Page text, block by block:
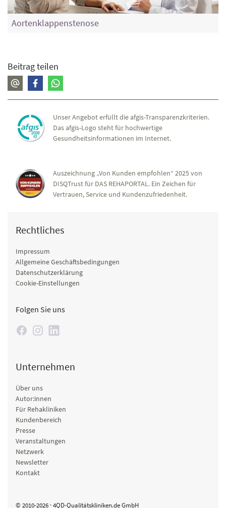
Aortenklappenstenose
Beitrag teilen
Unser Angebot erfüllt die afgis-Transparenzkriterien.
Das afgis-Logo steht für hochwertige
Gesundheitsinformationen im Internet.
Auszeichnung „Von Kunden empfohlen“ 2025 von
DISQTrust für DAS REHAPORTAL. Ein Zeichen für
Vertrauen, Service und Kundenzufriedenheit.
Rechtliches
Impressum
Allgemeine Geschäftsbedingungen
Datenschutzerklärung
Cookie-Einstellungen
Folgen Sie uns
Unternehmen
Über uns
Autor:innen
Für Rehakliniken
Kundenbereich
Presse
Veranstaltungen
Netzwerk
Newsletter
Kontakt
© 2010-2026 · 4QD-Qualitätskliniken.de GmbH